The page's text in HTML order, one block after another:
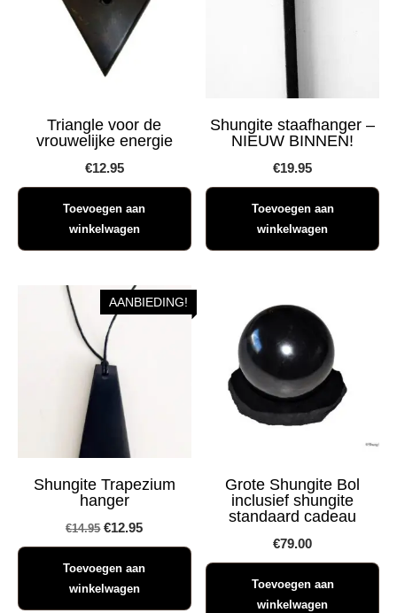
Triangle voor de
vrouwelijke energie
€12.95
Toevoegen aan
winkelwagen
Shungite staafhanger –
NIEUW BINNEN!
€19.95
Toevoegen aan
winkelwagen
AANBIEDING!
Shungite Trapezium
hanger
€14.95 Oorspronkelijke
prijs
was:
€14.95.
€12.95Huidige
prijs
is:
Toevoegen aan
winkelwagen
Grote Shungite Bol
inclusief shungite
standaard cadeau
€79.00
Toevoegen aan
winkelwagen